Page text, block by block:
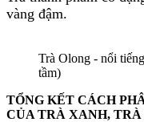
vàng đậm.
Trà Olong - nổi
tầm)
TỔNG KẾT CÁCH
CỦA TRÀ XANH,